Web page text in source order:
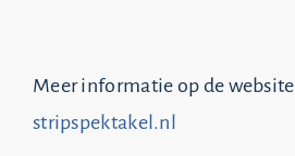
Meer informatie op de website
stripspektakel.nl